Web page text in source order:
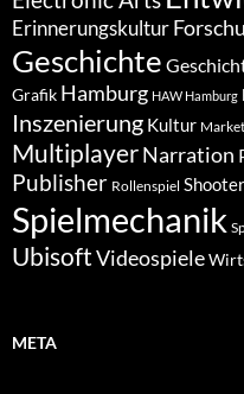
Erinnerungskultur
Geschichte
Grafik Hamburg HAW Hamburg
Inszenierung Kultur
MultiplayerNarration
Publisher Rollenspiel Shooter
Spielmechanik
UbisoftVideospiele
META